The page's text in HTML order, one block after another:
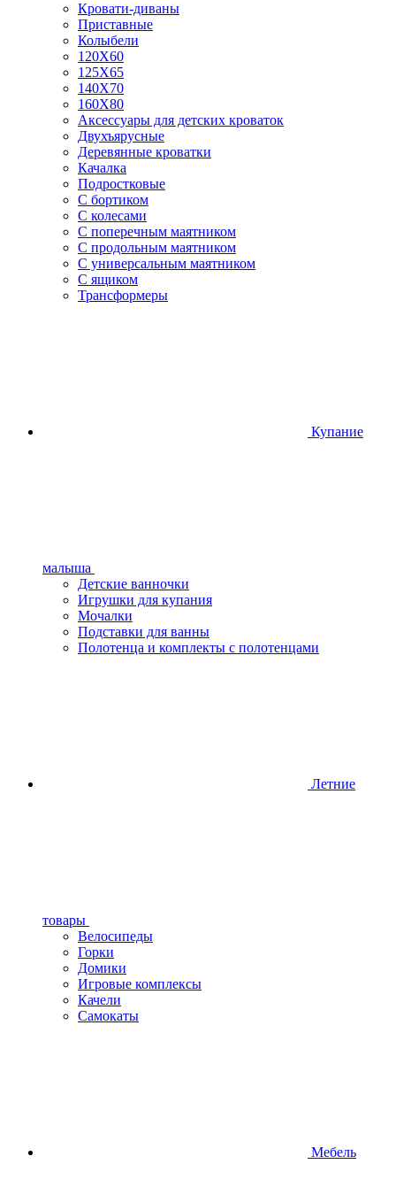
Кровати-диваны
Приставные
Колыбели
120Х60
125X65
140Х70
160Х80
Аксессуары для детских кроваток
Двухъярусные
Деревянные кроватки
Качалка
Подростковые
С бортиком
С колесами
С поперечным маятником
С продольным маятником
С универсальным маятником
С ящиком
Трансформеры
Купание
малыша
Детские ванночки
Игрушки для купания
Мочалки
Подставки для ванны
Полотенца и комплекты с полотенцами
Летние
товары
Велосипеды
Горки
Домики
Игровые комплексы
Качели
Самокаты
Мебель